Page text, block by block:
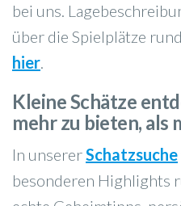
bei uns.
über die Spielplätze
hier.
Kleine Schätze
mehr zu bieten, als
In unsererSchatzsuche
besonderen Highlights